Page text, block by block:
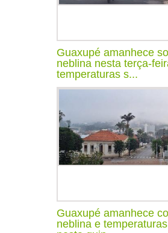
Guaxupé amanhece
neblina nesta terça-
temperaturas s...
Guaxupé amanhece
neblina e